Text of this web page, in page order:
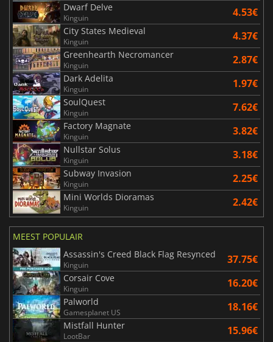
Dwarf Delve
Kinguin 4.53€
City States Medieval
Kinguin 4.37€
Greenhearth Necromancer
Kinguin 2.87€
Dark Adelita
Kinguin 1.97€
SoulQuest
Kinguin 7.62€
Factory Magnate
Kinguin 3.82€
Nullstar Solus
Kinguin 3.18€
Subway Invasion
Kinguin 2.25€
Mini Worlds Dioramas
Kinguin 2.42€
MEEST POPULAIR
Assassin's Creed Black Flag Resynced
Kinguin 37.75€
Corsair Cove
Kinguin 16.20€
Palworld
Gamesplanet US 18.16€
Mistfall Hunter
LootBar 15.96€